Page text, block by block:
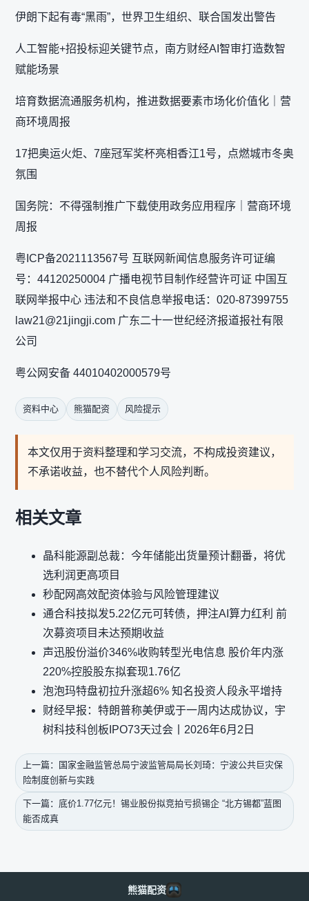
伊朗下起有毒“黑雨”，世界卫生组织、联合国发出警告
人工智能+招投标迎关键节点，南方财经AI智审打造数智
赋能场景
培育数据流通服务机构，推进数据要素市场化价值化｜营
商环境周报
17把奥运火炬、7座冠军奖杯亮相香江1号，点燃城市冬奥
氛围
国务院：不得强制推广下载使用政务应用程序｜营商环境
周报
粤ICP备2021113567号 互联网新闻信息服务许可证编
号：44120250004 广播电视节目制作经营许可证 中国互
联网举报中心 违法和不良信息举报电话：020-87399755
law21@21jingji.com 广东二十一世纪经济报道报社有限
公司
粤公网安备 44010402000579号
资料中心 熊猫配资 风险提示
本文仅用于资料整理和学习交流，不构成投资建议，
不承诺收益，也不替代个人风险判断。
相关文章
晶科能源副总裁：今年储能出货量预计翻番，将优
选利润更高项目
秒配网高效配资体验与风险管理建议
通合科技拟发5.22亿元可转债，押注AI算力红利 前
次募资项目未达预期收益
声迅股份溢价346%收购转型光电信息 股价年内涨
220%控股股东拟套现1.76亿
泡泡玛特盘初拉升涨超6% 知名投资人段永平增持
财经早报：特朗普称美伊或于一周内达成协议，宇
树科技科创板IPO73天过会丨2026年6月2日
上一篇：国家金融监管总局宁波监管局局长刘琦：宁波公共巨灾保
险制度创新与实践
下一篇：底价1.77亿元！锡业股份拟竞拍亏损锡企 “北方锡都”蓝图
能否成真
熊猫配资